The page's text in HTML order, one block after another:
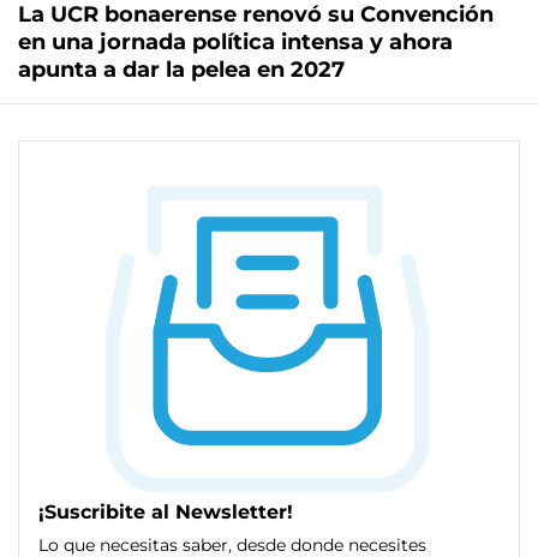
La UCR bonaerense renovó su Convención
en una jornada política intensa y ahora
apunta a dar la pelea en 2027
¡Suscribite al Newsletter!
Lo que necesitas saber, desde donde necesites